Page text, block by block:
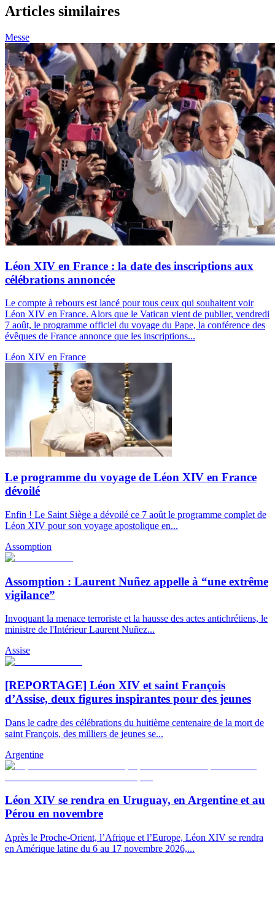
Articles similaires
Messe
Léon XIV en France : la date des inscriptions aux
célébrations annoncée
Le compte à rebours est lancé pour tous ceux qui souhaitent voir
Léon XIV en France. Alors que le Vatican vient de publier, vendredi
7 août, le programme officiel du voyage du Pape, la conférence des
évêques de France annonce que les inscriptions...
Léon XIV en France
Le programme du voyage de Léon XIV en France
dévoilé
Enfin ! Le Saint Siège a dévoilé ce 7 août le programme complet de
Léon XIV pour son voyage apostolique en...
Assomption
Assomption : Laurent Nuñez appelle à “une extrême
vigilance”
Invoquant la menace terroriste et la hausse des actes antichrétiens, le
ministre de l'Intérieur Laurent Nuñez...
Assise
[REPORTAGE] Léon XIV et saint François
d’Assise, deux figures inspirantes pour des jeunes
Dans le cadre des célébrations du huitième centenaire de la mort de
saint François, des milliers de jeunes se...
Argentine
Léon XIV se rendra en Uruguay, en Argentine et au
Pérou en novembre
Après le Proche-Orient, l’Afrique et l’Europe, Léon XIV se rendra
en Amérique latine du 6 au 17 novembre 2026,...